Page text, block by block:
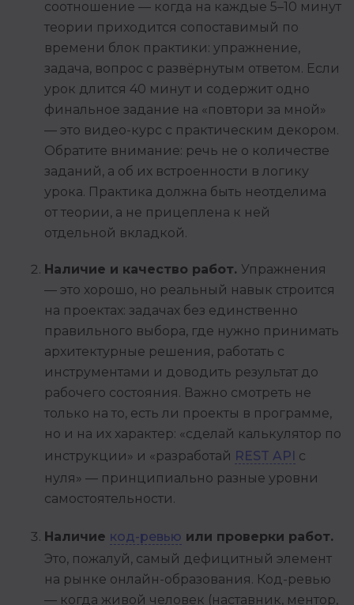
соотношение — когда на каждые 5–10 минут
теории приходится сопоставимый по
времени блок практики: упражнение,
задача, вопрос с развёрнутым ответом. Если
урок длится 40 минут и содержит одно
финальное задание на «повтори за мной»
— это видео-курс с практическим декором.
Обратите внимание: речь не о количестве
заданий, а об их встроенности в логику
урока. Практика должна быть неотделима
от теории, а не прицеплена к ней
отдельной вкладкой.
Наличие и качество работ. Упражнения
— это хорошо, но реальный навык строится
на проектах: задачах без единственно
правильного выбора, где нужно принимать
архитектурные решения, работать с
инструментами и доводить результат до
рабочего состояния. Важно смотреть не
только на то, есть ли проекты в программе,
но и на их характер: «сделай калькулятор по
инструкции» и «разработай REST API с
нуля» — принципиально разные уровни
самостоятельности.
Наличие код-ревью или проверки работ.
Это, пожалуй, самый дефицитный элемент
на рынке онлайн-образования. Код-ревью
— когда живой человек (наставник, ментор,